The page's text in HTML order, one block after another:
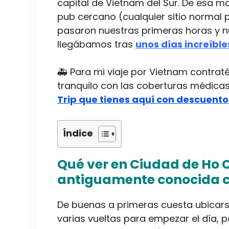
capital de Vietnam del Sur. De esa
pub cercano (cualquier sitio normal
pasaron nuestras primeras horas y
llegábamos tras unos días
🚑 Para mi viaje por Vietnam
tranquilo con las coberturas
Trip que tienes aquí con descuento
Índice
Qué ver en Ciudad de Ho
antiguamente conocida
De buenas a primeras cuesta
varias vueltas para empezar el día,